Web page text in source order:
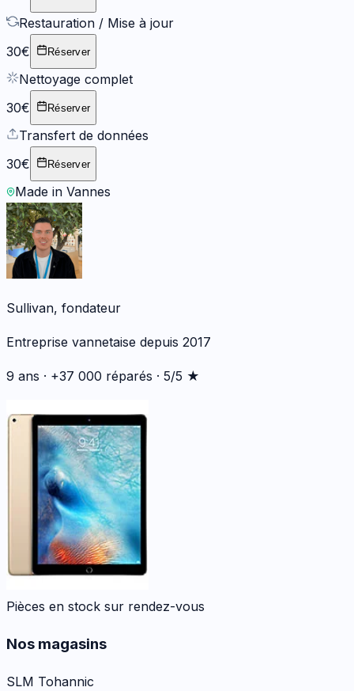
Restauration / Mise à jour
30€
Réserver
Nettoyage complet
30€
Réserver
Transfert de données
30€
Réserver
Made in Vannes
Sullivan, fondateur
Entreprise vannetaise depuis 2017
9 ans · +37 000 réparés · 5/5 ★
Pièces en stock sur rendez-vous
Nos magasins
SLM Tohannic